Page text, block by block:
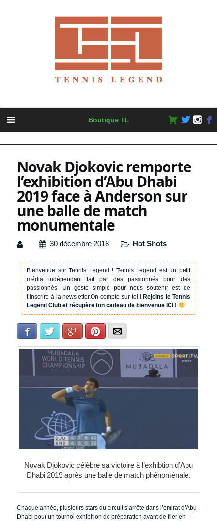
content
Boutique TL
Novak Djokovic remporte
l’exhibition d’Abu Dhabi
2019 face à Anderson sur
une balle de match
monumentale
30 décembre 2018 Hot Shots
Bienvenue sur Tennis Legend ! Tennis Legend est un petit
média indépendant fait par des passionnés pour des
passionnés. Un geste simple pour nous soutenir est de
t’inscrire à la newsletter.On compte sur toi !Rejoins le Tennis
Legend Club et récupère ton cadeau de bienvenue ICI !
Facebook Twitter Google+Pinterest
Novak Djokovic célèbre sa victoire à l’exhibtion d’Abu
Dhabi 2019 après une balle de match phénoménale.
Chaque année, plusieurs stars du circuit s’arrête dans l’émirat d’Abu
Dhabi pour un tournoi exhibition de préparation avant de filer en